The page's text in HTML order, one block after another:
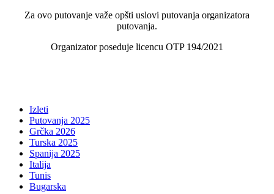
Za ovo putovanje važe opšti uslovi putovanja organizatora
putovanja.
Organizator poseduje licencu OTP 194/2021
Izleti
Putovanja 2025
Grčka 2026
Turska 2025
Spanija 2025
Italija
Tunis
Bugarska